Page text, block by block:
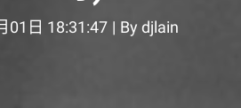
01日 18:31:47 | By Byline
djlain